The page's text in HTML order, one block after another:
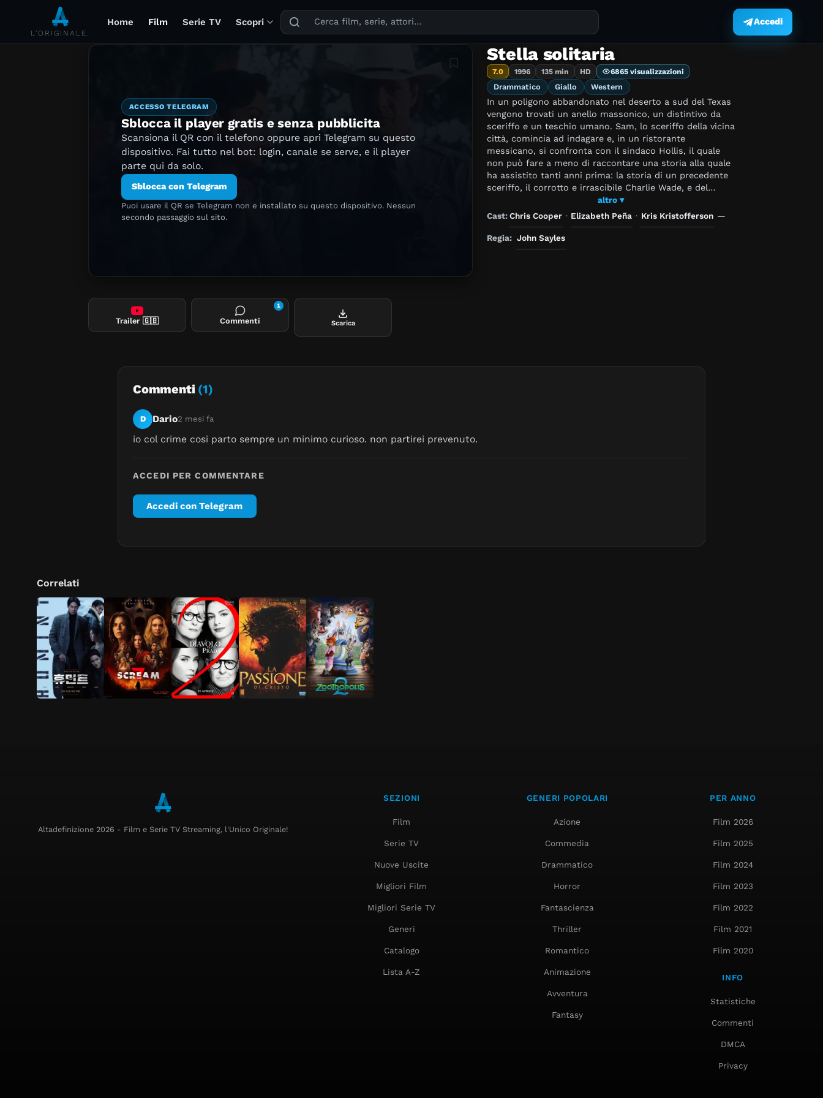
L'ORIGINALE.
Home Film Serie TV Scopri
Puoi cercare film, serie TV, attori, registi, generi e temi.
Accedi
ACCESSO TELEGRAM
Sblocca il player gratis e senza pubblicita
Scansiona il QR con il telefono oppure apri Telegram su questo
dispositivo. Fai tutto nel bot: login, canale se serve, e il player
parte qui da solo.
Sblocca con Telegram
Puoi usare il QR se Telegram non e installato su questo dispositivo. Nessun
secondo passaggio sul sito.
Aggiungi in lista
Stella solitaria
7.0 1996 135 min HD 6865 visualizzazioni
Drammatico Giallo Western
In un poligono abbandonato nel deserto a sud del Texas
vengono trovati un anello massonico, un distintivo da
sceriffo e un teschio umano. Sam, lo sceriffo della vicina
città, comincia ad indagare e, in un ristorante
messicano, si confronta con il sindaco Hollis, il quale
non può fare a meno di raccontare una storia alla quale
ha assistito tanti anni prima: la storia di un precedente
sceriffo, il corrotto e irrascibile Charlie Wade, e del
giorno in cui fu allontanato per merito del giovane
Buddy, padre di Sam, destinato a sostituirlo come
imminente l'inaugurazione di una targa a lui dedicata di
fronte al palazzo di giustizia. Ma la scoperta del
altro ▾
Cast: Chris Cooper · Elizabeth Peña · Kris Kristofferson —
Regia: John Sayles
Trailer 🇬🇧 Commenti
1
Scarica
Commenti (1)
D Dario2 mesi fa
io col crime cosi parto sempre un minimo curioso. non partirei prevenuto.
ACCEDI PER COMMENTARE
Accedi con Telegram
Correlati
Altadefinizione 2026 - Film e Serie TV Streaming, l'Unico Originale!
SEZIONI
Film
Serie TV
Nuove Uscite
Migliori Film
Migliori Serie TV
Generi
Catalogo
Lista A-Z
GENERI POPOLARI
Azione
Commedia
Drammatico
Horror
Fantascienza
Thriller
Romantico
Animazione
Avventura
Fantasy
PER ANNO
Film 2026
Film 2025
Film 2024
Film 2023
Film 2022
Film 2021
Film 2020
INFO
Statistiche
Commenti
DMCA
Privacy